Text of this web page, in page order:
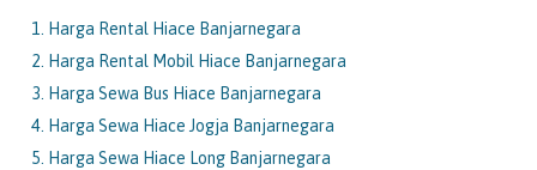
Harga Rental Hiace Banjarnegara
Harga Rental Mobil Hiace Banjarnegara
Harga Sewa Bus Hiace Banjarnegara
Harga Sewa Hiace Jogja Banjarnegara
Harga Sewa Hiace Long Banjarnegara